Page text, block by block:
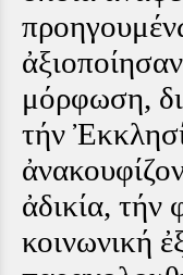
μόρφωση,
τήν
ἀδικία, τήν
κοινωνική